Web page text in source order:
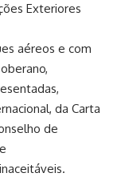
Exteriores
aéreos e com
da Carta
de